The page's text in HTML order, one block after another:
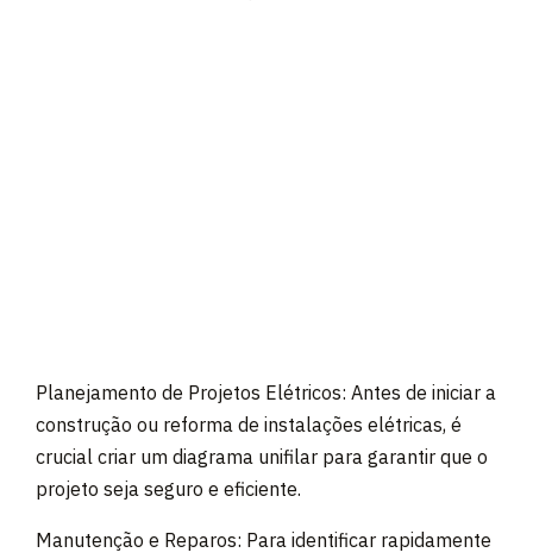
Planejamento de Projetos Elétricos: Antes de iniciar a
construção ou reforma de instalações elétricas, é
crucial criar um diagrama unifilar para garantir que o
projeto seja seguro e eficiente.
Manutenção e Reparos: Para identificar rapidamente